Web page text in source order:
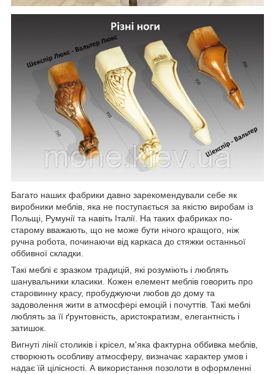
Багато наших фабрики давно зарекомендували себе як
виробники меблів, яка не поступається за якістю виробам із
Польщі, Румунії та навіть Італії. На таких фабриках по-
старому вважають, що не може бути нічого кращого, ніж
ручна робота, починаючи від каркаса до стяжки останньої
оббивної складки.
Такі меблі є зразком традицій, які розуміють і люблять
шанувальники класики. Кожен елемент меблів говорить про
старовинну красу, пробуджуючи любов до дому та
задоволення жити в атмосфері емоцій і почуттів. Такі меблі
люблять за її ґрунтовність, аристократизм, елегантність і
затишок.
Вигнуті лінії столиків і крісел, м'яка фактурна оббивка меблів,
створюють особливу атмосферу, визначає характер умов і
надає їй цілісності. А використання позолоти в оформленні